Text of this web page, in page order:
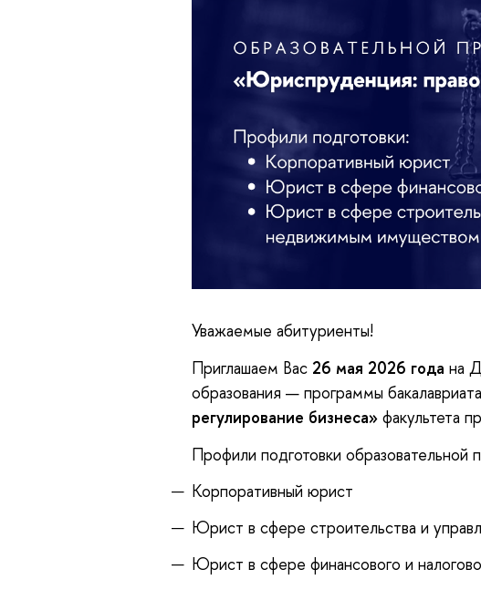
Уважаемые абитуриенты!
Приглашаем Вас 26 мая 2026 года на
образования — программы бакалавриата
регулирование бизнеса»факультета
Профили подготовки образовательной
Корпоративный юрист
Юрист в сфере строительства и
Юрист в сфере финансового и